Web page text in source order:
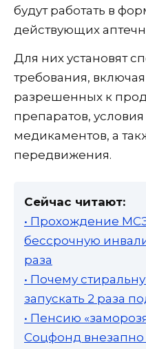
будут работать в
действующих
Для них установят
требования,
разрешенных к
препаратов,
медикаментов, а
передвижения.
Сейчас читают:
• Прохождение
бессрочную
раза
• Почему
запускать 2 раза
• Пенсию
Соцфонд внезапно